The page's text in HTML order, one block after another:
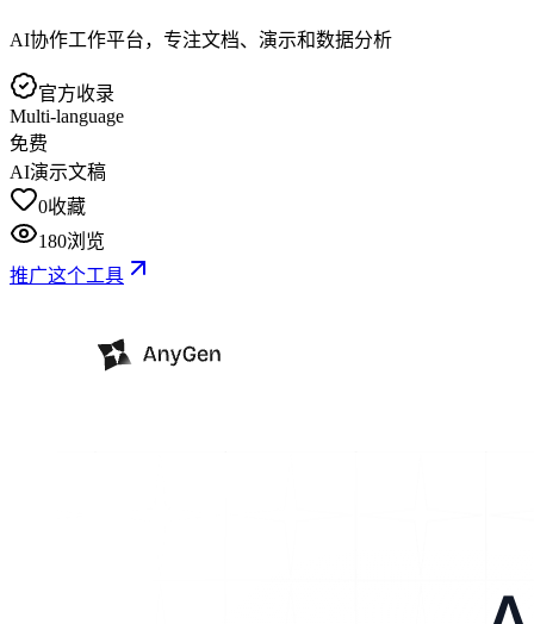
AI协作工作平台，专注文档、演示和数据分析
官方收录
Multi-language
免费
AI演示文稿
0收藏
180浏览
推广这个工具